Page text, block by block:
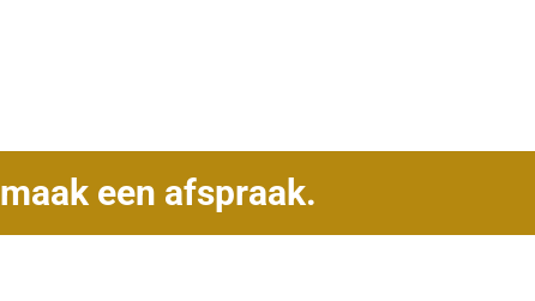
maak een afspraak.